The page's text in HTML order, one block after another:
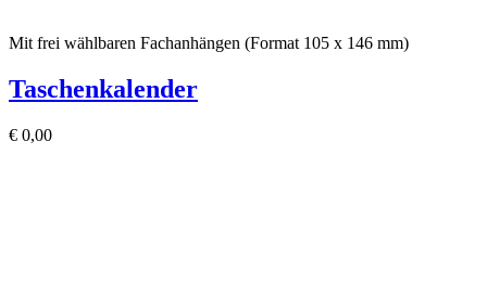
Mit frei wählbaren Fachanhängen (Format 105 x 146 mm)
Taschenkalender
€ 0,00